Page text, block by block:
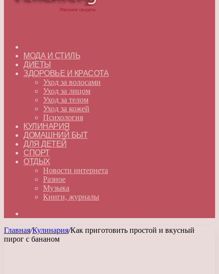
МОДА И СТИЛЬ
ДИЕТЫ
ЗДОРОВЬЕ И КРАСОТА
Уход за волосами
Уход за лицом
Уход за телом
Уход за кожей
Психология
КУЛИНАРИЯ
ДОМАШНИЙ БЫТ
ДЛЯ ДЕТЕЙ
СПОРТ
ОТДЫХ
Новости интернета
Разное
Музыка
Книги, журналы
Главная/Кулинария/Как приготовить простой и вкусный
пирог с бананом